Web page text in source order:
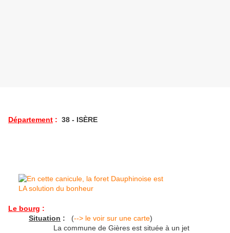
Département : 38 - ISÈRE
Le bourg :
Situation : (--> le voir sur une carte)
La commune de Gières est située à un jet